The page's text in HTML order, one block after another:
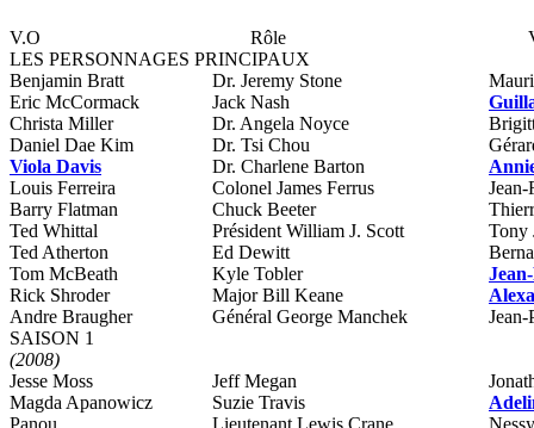
V.O Rôle
LES PERSONNAGES PRINCIPAUX
Benjamin Bratt
Dr. Jeremy Stone
Eric McCormack
Jack Nash
Christa Miller
Dr. Angela Noyce
Daniel Dae Kim
Dr. Tsi Chou
Viola Davis
Dr. Charlene Barton
Louis Ferreira
Colonel James Ferrus
Barry Flatman
Chuck Beeter
Ted Whittal
Président William J. Scott
Tony
Ted Atherton
Ed Dewitt
Tom McBeath
Kyle Tobler
Rick Shroder
Major Bill Keane
Andre Braugher
Général George Manchek
SAISON 1
(2008)
Jesse Moss
Jeff Megan
Magda Apanowicz
Suzie Travis
Panou
Lieutenant Lewis Crane